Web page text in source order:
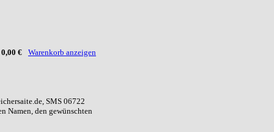
0,00 € Warenkorb anzeigen
SMS 06722
Namen, den gewünschten